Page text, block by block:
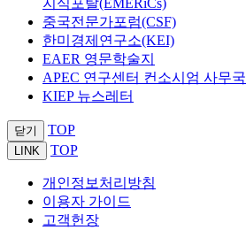
지식포탈(EMERiCs)
중국전문가포럼(CSF)
한미경제연구소(KEI)
EAER 영문학술지
APEC 연구센터 컨소시엄 사무국
KIEP 뉴스레터
닫기 TOP
LINK TOP
개인정보처리방침
이용자 가이드
고객헌장